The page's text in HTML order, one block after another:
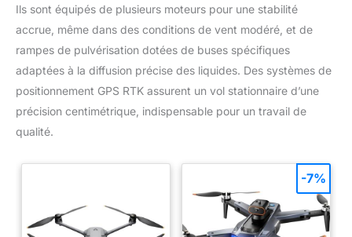
Ils sont équipés de plusieurs moteurs pour une stabilité
accrue, même dans des conditions de vent modéré, et de
rampes de pulvérisation dotées de buses spécifiques
adaptées à la diffusion précise des liquides. Des systèmes de
positionnement GPS RTK assurent un vol stationnaire d’une
précision centimétrique, indispensable pour un travail de
qualité.
-7%